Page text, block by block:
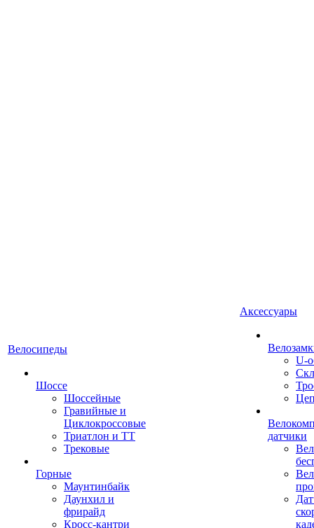
Велосипеды
Шоссе
Шоссейные
Гравийные и
Циклокроссовые
Триатлон и ТТ
Трековые
Горные
Маунтинбайк
Даунхил и
фрирайд
Кросс-кантри
Аксессуары
U-
датчики